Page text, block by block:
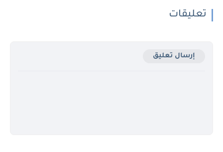
تعليقات
إرسال تعليق